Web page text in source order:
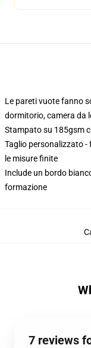
Le pareti vuote fanno
dormitorio, camera da
Stampato su 185gsm
Taglio personalizzato -
le misure finite
Include un bordo
formazione
7 reviews